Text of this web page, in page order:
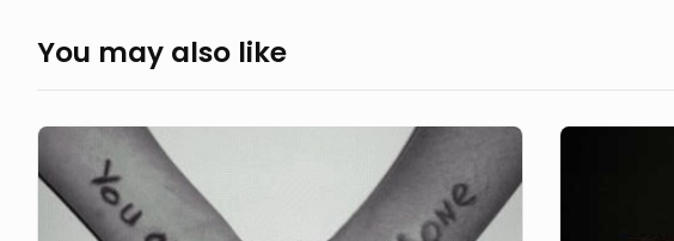
You may also like
Tetap
Bertahan
Janji